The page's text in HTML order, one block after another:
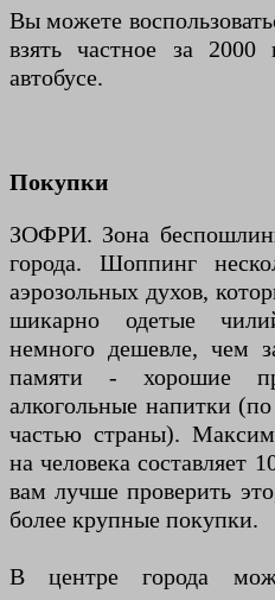
Вы можете
взять частное за
автобусе.
Покупки
ЗОФРИ. Зона
города. Шоппинг
аэрозольных духов,
шикарно одетые
немного дешевле, чем
памяти - хорошие
алкогольные напитки
частью страны).
на человека составляет
вам лучше проверить
более крупные покупки.
В центре города